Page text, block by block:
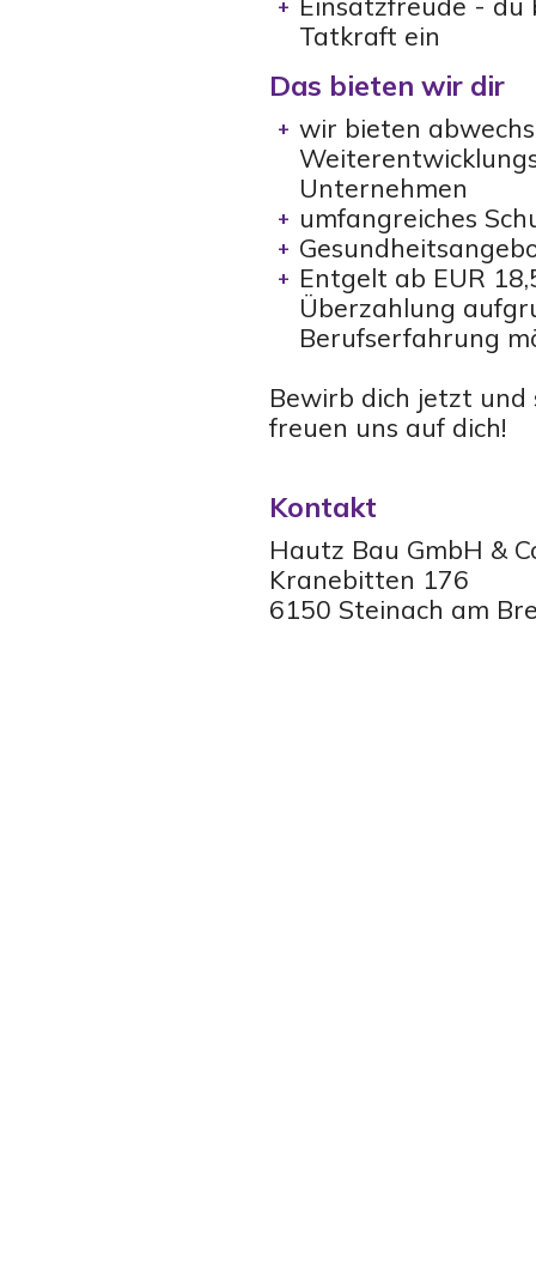
Tatkraft ein
Das bieten wir dir
wir bieten
Unternehmen
umfangreiches
Entgelt ab EUR
Überzahlung
Berufserfahrung
Bewirb dich jetzt
freuen uns auf dich!
Kontakt
Hautz Bau GmbH &
Kranebitten 176
6150 Steinach am